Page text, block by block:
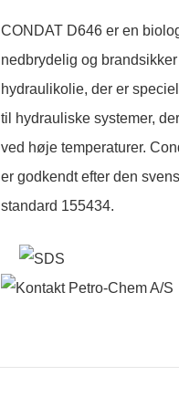
CONDAT D646 er en
nedbrydelig og brandsikker
hydraulikolie, der er
til hydrauliske systemer,
ved høje temperaturer.
er godkendt efter den
standard 155434.